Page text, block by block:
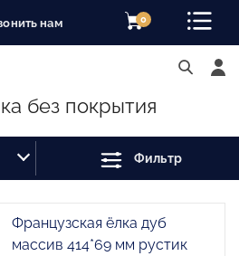
нам 0
без покрытия
Фильтр
Французская ёлка дуб
массив 414*69 мм рустик